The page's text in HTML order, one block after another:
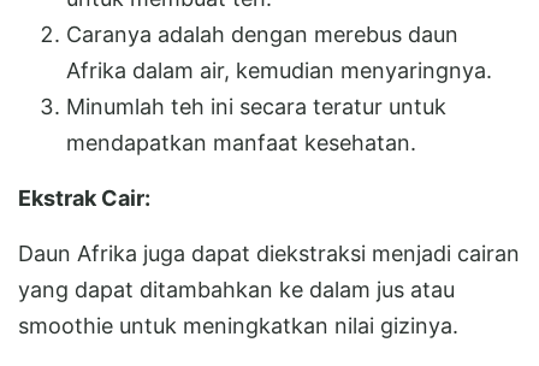
Caranya adalah dengan merebus daun
Afrika dalam air, kemudian menyaringnya.
Minumlah teh ini secara teratur untuk
mendapatkan manfaat kesehatan.
Ekstrak Cair:
Daun Afrika juga dapat diekstraksi menjadi cairan
yang dapat ditambahkan ke dalam jus atau
smoothie untuk meningkatkan nilai gizinya.